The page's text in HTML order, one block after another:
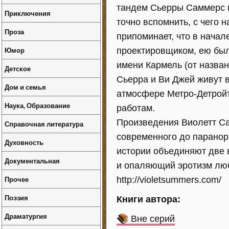
тандем Сьерры Саммерс
точно вспомнить, с чего
припоминает, что в
проектировщиком, ею
имени Кармель (от
Сьерра и Ви Джей живут
атмосфере Метро-
работам.
Произведения Виолетт
современного до
истории объединяют две
и опаляющий эротизм
http://violetsummers.com/
Книги автора:
Вне серий
Приключения
Проза
Юмор
Детское
Дом и семья
Наука, Образование
Справочная литература
Духовность
Документальная
Прочее
Поэзия
Драматургия